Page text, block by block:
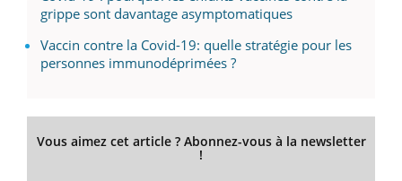
grippe sont davantage asymptomatiques
Vaccin contre la Covid-19: quelle stratégie pour les
personnes immunodéprimées ?
Vous aimez cet article ? Abonnez-vous à la newsletter
!